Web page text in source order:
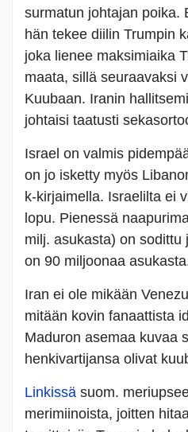
surmatun johtajan poika.
hän tekee diilin Trumpin
joka lienee maksimiaika
maata, sillä seuraavaksi
Kuubaan. Iranin
johtaisi taatusti
Israel on valmis
on jo isketty myös
k-kirjaimella. Israelilta ei
lopu. Pienessä
milj. asukasta) on sodittu
on 90 miljoonaa
Iran ei ole mikään
mitään kovin fanaattista
Maduron asemaa kuvaa
henkivartijansa olivat
Linkissä suom.
merimiinoista, joitten